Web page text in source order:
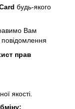
будь-якого
Вам
прав
якості.